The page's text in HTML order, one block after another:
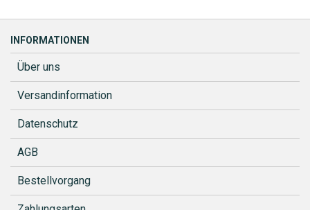
INFORMATIONEN
Über uns
Versandinformation
Datenschutz
AGB
Bestellvorgang